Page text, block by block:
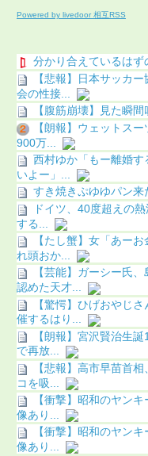
Powered by livedoor 相互RSS
分かり合えているはず
【悲報】日本サッカ
会の性接...
【腹筋崩壊】見た瞬
【朗報】ウェットス
900万...
西村ゆか「もー離婚す
いよー」...
すき焼きぷゆゆパン来
ドイツ、40度超えの
する...
【たし蟹】女「あー
れ頭おか...
【芸能】ガーシー氏
認めた天才...
【驚愕】ひげおやじ
催するはり...
【朗報】宮沢賢治生
で再放...
【悲報】高市早苗首
コを吸...
【衝撃】昭和のヤン
像あり...
【衝撃】昭和のヤン
像あり...